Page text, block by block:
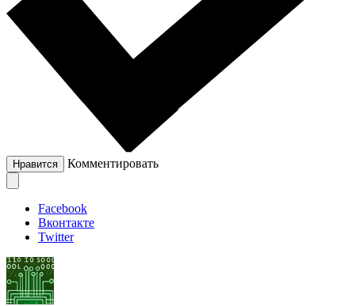
Нравится Комментировать
Facebook
Вконтакте
Twitter